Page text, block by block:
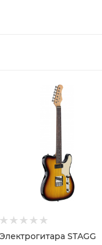
Электрогитара STAGG